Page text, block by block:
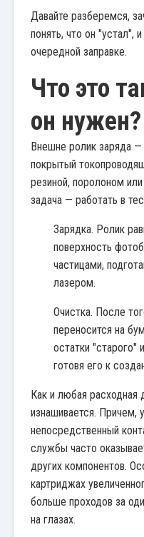
Давайте разберемся,
понять, что он "устал",
очередной заправке.
Что это
он нужен?
Внешне ролик заряда —
покрытый
резиной, поролоном
задача — работать в
Зарядка. Ролик
поверхность
частицами,
лазером.
Очистка. После
переносится на
остатки "старого"
готовя его к
Как и любая расходная
изнашивается. Причем,
непосредственный
службы часто
других компонентов.
картриджах
больше проходов за
на глазах.